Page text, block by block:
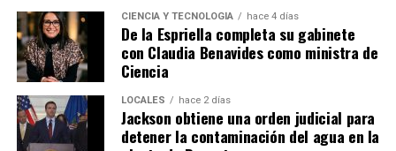
CIENCIA Y TECNOLOGÍA hace 4 días
De la Espriella completa su gabinete
con Claudia Benavides como ministra de
Ciencia
LOCALES hace 2 días
Jackson obtiene una orden judicial para
detener la contaminación del agua en la